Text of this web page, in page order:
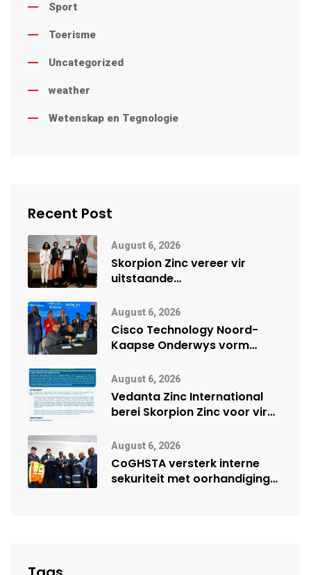
Sport
Toerisme
Uncategorized
weather
Wetenskap en Tegnologie
Recent Post
August 6, 2026
Skorpion Zinc vereer vir
uitstaande
Namibië Mynbou Ekspo
August 6, 2026
Cisco Technology Noord-
Kaapse Onderwys vorm
vennootskap
August 6, 2026
Vedanta Zinc International
berei Skorpion Zinc voor vir
August 6, 2026
CoGHSTA versterk interne
sekuriteit met oorhandiging